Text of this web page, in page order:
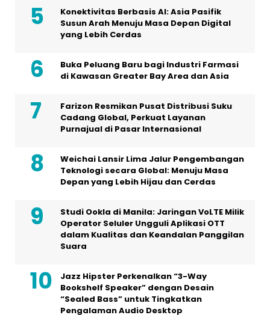
Konektivitas Berbasis AI: Asia Pasifik
Susun Arah Menuju Masa Depan Digital
yang Lebih Cerdas
Buka Peluang Baru bagi Industri Farmasi
di Kawasan Greater Bay Area dan Asia
Farizon Resmikan Pusat Distribusi Suku
Cadang Global, Perkuat Layanan
Purnajual di Pasar Internasional
Weichai Lansir Lima Jalur Pengembangan
Teknologi secara Global: Menuju Masa
Depan yang Lebih Hijau dan Cerdas
Studi Ookla di Manila: Jaringan VoLTE Milik
Operator Seluler Ungguli Aplikasi OTT
dalam Kualitas dan Keandalan Panggilan
Suara
Jazz Hipster Perkenalkan “3-Way
Bookshelf Speaker” dengan Desain
“Sealed Bass” untuk Tingkatkan
Pengalaman Audio Desktop